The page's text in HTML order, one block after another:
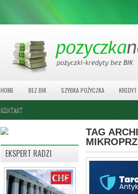
HOME BEZ BIK SZYBKA POŻYCZKA
KONTAKT
TAG
EKSPERT RADZI